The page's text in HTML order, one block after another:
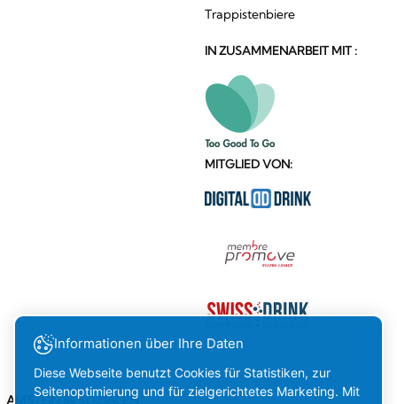
Trappistenbiere
IN ZUSAMMENARBEIT MIT :
MITGLIED VON:
AMSTEIN IN SOZIALEN
Informationen über Ihre Daten
Diese Webseite benutzt Cookies für Statistiken, zur
Seitenoptimierung und für zielgerichtetes Marketing. Mit